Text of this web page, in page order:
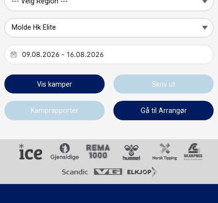
Vis kamper Skriv ut
Kamprapporter Gå til Arrangør